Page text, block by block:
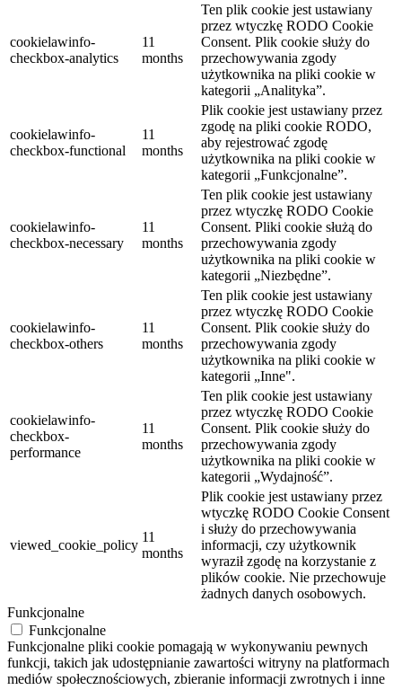
cookielawinfo-
checkbox-analytics
11
months
Ten plik cookie jest ustawiany
przez wtyczkę RODO Cookie
Consent. Plik cookie służy do
przechowywania zgody
użytkownika na pliki cookie w
kategorii „Analityka”.
cookielawinfo-
checkbox-functional
11
months
Plik cookie jest ustawiany przez
zgodę na pliki cookie RODO,
aby rejestrować zgodę
użytkownika na pliki cookie w
kategorii „Funkcjonalne”.
cookielawinfo-
checkbox-necessary
11
months
Ten plik cookie jest ustawiany
przez wtyczkę RODO Cookie
Consent. Pliki cookie służą do
przechowywania zgody
użytkownika na pliki cookie w
kategorii „Niezbędne”.
cookielawinfo-
checkbox-others
11
months
Ten plik cookie jest ustawiany
przez wtyczkę RODO Cookie
Consent. Plik cookie służy do
przechowywania zgody
użytkownika na pliki cookie w
kategorii „Inne".
cookielawinfo-
checkbox-
performance
11
months
Ten plik cookie jest ustawiany
przez wtyczkę RODO Cookie
Consent. Plik cookie służy do
przechowywania zgody
użytkownika na pliki cookie w
kategorii „Wydajność”.
viewed_cookie_policy
11
months
Plik cookie jest ustawiany przez
wtyczkę RODO Cookie Consent
i służy do przechowywania
informacji, czy użytkownik
wyraził zgodę na korzystanie z
plików cookie. Nie przechowuje
żadnych danych osobowych.
Funkcjonalne
Funkcjonalne
Funkcjonalne pliki cookie pomagają w wykonywaniu pewnych
funkcji, takich jak udostępnianie zawartości witryny na platformach
mediów społecznościowych, zbieranie informacji zwrotnych i inne